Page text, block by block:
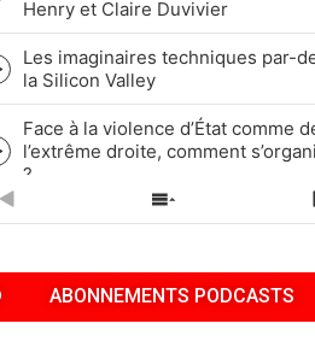
playHenry et Claire Duvivier
icon
Les imaginaires techniques par-
la Silicon Valley
Face à la violence d’État comme
l’extrême droite, comment
?
Quel rapport à l’historicité dans
fiction ?
Pop Culture, Nostalgie et
PREVIOUS
EPISODE
SHOW
EPISODES
ABONNEMENTS PODCASTS